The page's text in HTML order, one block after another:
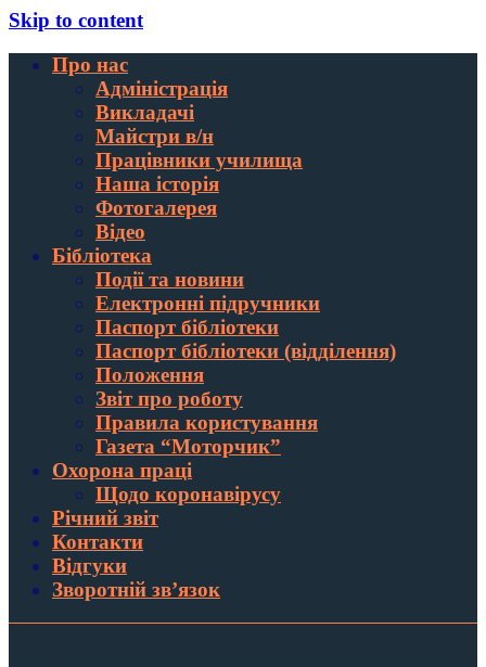
Skip to content
Про нас
Адміністрація
Викладачі
Майстри в/н
Працівники училища
Наша історія
Фотогалерея
Відео
Бібліотека
Події та новини
Електронні підручники
Паспорт бібліотеки
Паспорт бібліотеки (відділення)
Положення
Звіт про роботу
Правила користування
Газета “Моторчик”
Охорона праці
Щодо коронавірусу
Річний звіт
Контакти
Відгуки
Зворотній зв’язок